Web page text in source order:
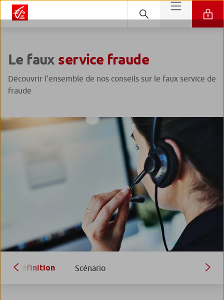
Le faux service fraude
Découvrir l'ensemble de nos conseils sur le faux service de
fraude
Définition Scénario